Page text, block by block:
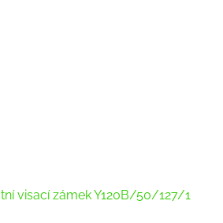
visací zámek Y120B/50/127/1